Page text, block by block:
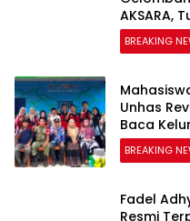
AKSARA,
Melalui
BREAKING
Unhas
Baca
BREAKING
Fadel
Resmi